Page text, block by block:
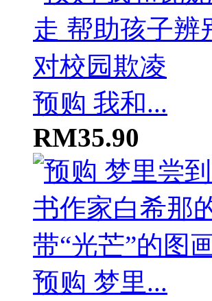
预购 我和...
RM35.90
预购 梦里...